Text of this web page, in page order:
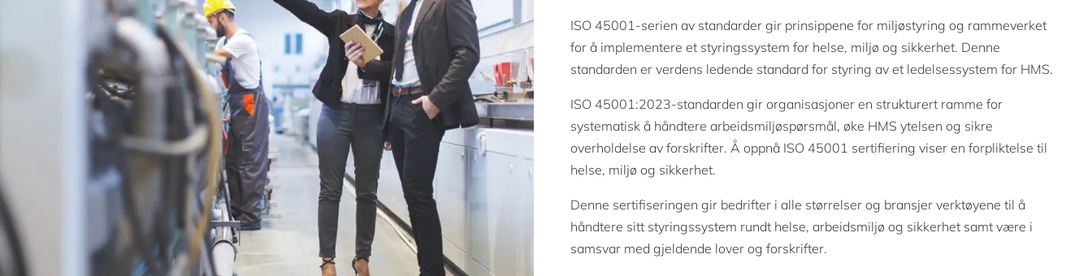
ISO 45001-serien av standarder gir prinsippene for miljøstyring og rammeverket
for å implementere et styringssystem for helse, miljø og sikkerhet. Denne
standarden er verdens ledende standard for styring av et ledelsessystem for HMS.
ISO 45001:2023-standarden gir organisasjoner en strukturert ramme for
systematisk å håndtere arbeidsmiljøspørsmål, øke HMS ytelsen og sikre
overholdelse av forskrifter. Å oppnå ISO 45001 sertifiering viser en forpliktelse til
helse, miljø og sikkerhet.
Denne sertifiseringen gir bedrifter i alle størrelser og bransjer verktøyene til å
håndtere sitt styringssystem rundt helse, arbeidsmiljø og sikkerhet samt være i
samsvar med gjeldende lover og forskrifter.